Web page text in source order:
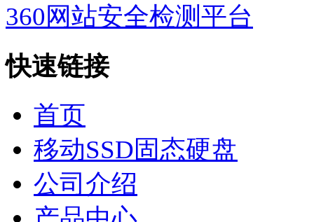
360网站安全检测平台
快速链接
首页
移动SSD固态硬盘
公司介绍